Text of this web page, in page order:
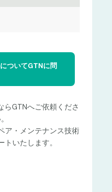
ついてGTNに問
らGTNへご依頼くださ
ア・メンテナンス技術
いたします。